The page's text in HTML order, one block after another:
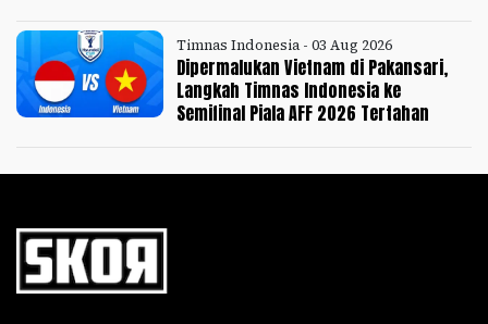
Timnas Indonesia - 03 Aug 2026
Dipermalukan Vietnam di Pakansari,
Langkah Timnas Indonesia ke
Semifinal Piala AFF 2026 Tertahan